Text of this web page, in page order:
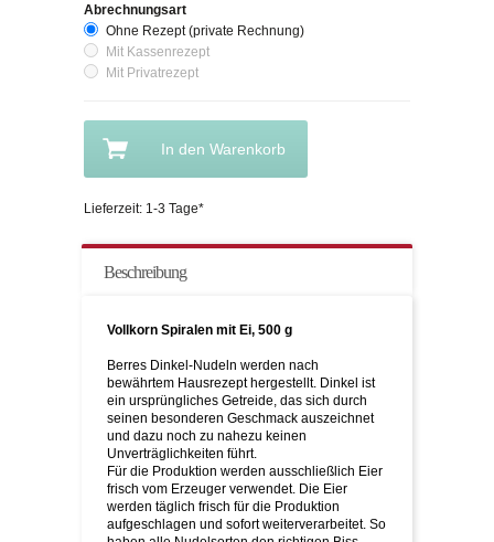
Abrechnungsart
Ohne Rezept (private Rechnung)
Mit Kassenrezept
Mit Privatrezept
In den Warenkorb
Lieferzeit: 1-3 Tage*
Beschreibung
Vollkorn Spiralen mit Ei, 500 g
Berres Dinkel-Nudeln werden nach
bewährtem Hausrezept hergestellt. Dinkel ist
ein ursprüngliches Getreide, das sich durch
seinen besonderen Geschmack auszeichnet
und dazu noch zu nahezu keinen
Unverträglichkeiten führt.
Für die Produktion werden ausschließlich Eier
frisch vom Erzeuger verwendet. Die Eier
werden täglich frisch für die Produktion
aufgeschlagen und sofort weiterverarbeitet. So